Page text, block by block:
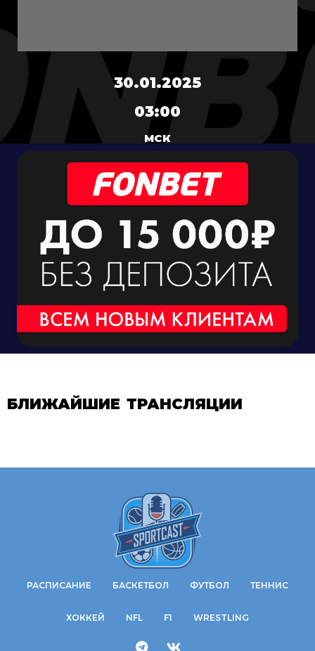
30.01.2025
03:00
МСК
БЛИЖАЙШИЕ ТРАНСЛЯЦИИ
РАСПИСАНИЕ БАСКЕТБОЛ ФУТБОЛ ТЕННИС
ХОККЕЙ NFL F1 WRESTLING